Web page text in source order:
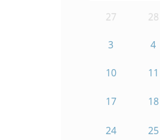
27 28
3 4
10 11
17 18
24 25